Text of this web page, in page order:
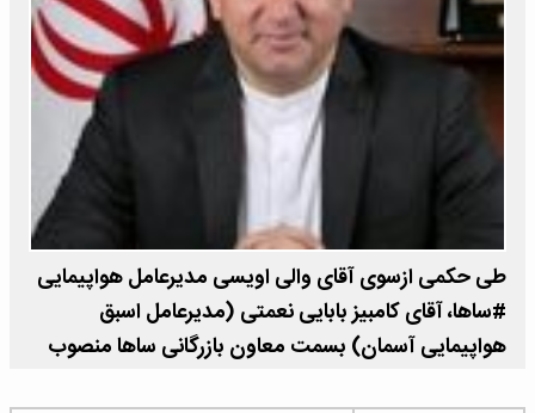
طی حکمی ازسوی آقاى والى اویسی مدیرعامل هواپیمایی
#ساها، آقای کامبیز بابایی نعمتی (مدیرعامل اسبق
هواپیمایی آسمان) بسمت معاون بازرگانی ساها منصوب